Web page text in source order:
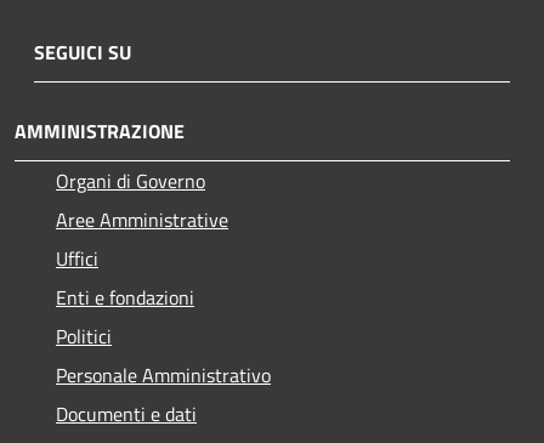
SEGUICI SU
AMMINISTRAZIONE
Organi di Governo
Aree Amministrative
Uffici
Enti e fondazioni
Politici
Personale Amministrativo
Documenti e dati